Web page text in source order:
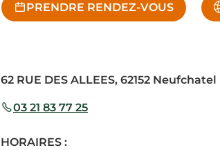
PRENDRE RENDEZ-VOUS
62 RUE DES ALLEES, 62152
03 21 83 77 25
HORAIRES :